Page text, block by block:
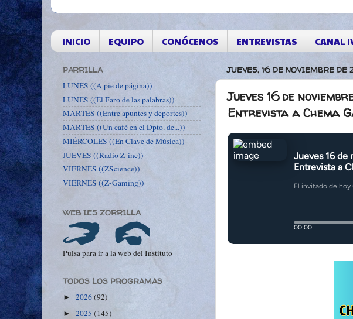
INICIO EQUIPO CONÓCENOS ENTREVISTAS CANAL
JUEVES, 16 DE NOVIEMBRE DE
Jueves 16 de
Entrevista a Chema
PARRILLA
LUNES ((A pie de página))
LUNES ((El Faro de las palabras))
MARTES ((Entre apuntes y deportes))
MARTES ((Un café en el Dpto. de...))
MIÉRCOLES ((En Clave de Música))
JUEVES ((Radio Z-ine))
VIERNES ((ZScience))
VIERNES ((Z-Gaming))
WEB IES ZORRILLA
Pulsa para ir a la web del Instituto
TODOS LOS PROGRAMAS
► 2026(92)
► 2025 (145)